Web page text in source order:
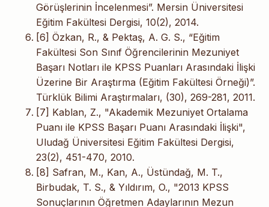
Görüşlerinin İncelenmesi”. Mersin Üniversitesi
Eğitim Fakültesi Dergisi, 10(2), 2014.
[6] Özkan, R., & Pektaş, A. G. S., “Eğitim
Fakültesi Son Sınıf Öğrencilerinin Mezuniyet
Başarı Notları ile KPSS Puanları Arasındaki İlişki
Üzerine Bir Araştırma (Eğitim Fakültesi Örneği)”.
Türklük Bilimi Araştırmaları, (30), 269-281, 2011.
[7] Kablan, Z., "Akademik Mezuniyet Ortalama
Puanı ile KPSS Başarı Puanı Arasındaki İlişki",
Uludağ Üniversitesi Eğitim Fakültesi Dergisi,
23(2), 451-470, 2010.
[8] Safran, M., Kan, A., Üstündağ, M. T.,
Birbudak, T. S., & Yıldırım, O., "2013 KPSS
Sonuçlarının Öğretmen Adaylarının Mezun